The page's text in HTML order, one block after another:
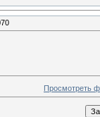
Просмотреть